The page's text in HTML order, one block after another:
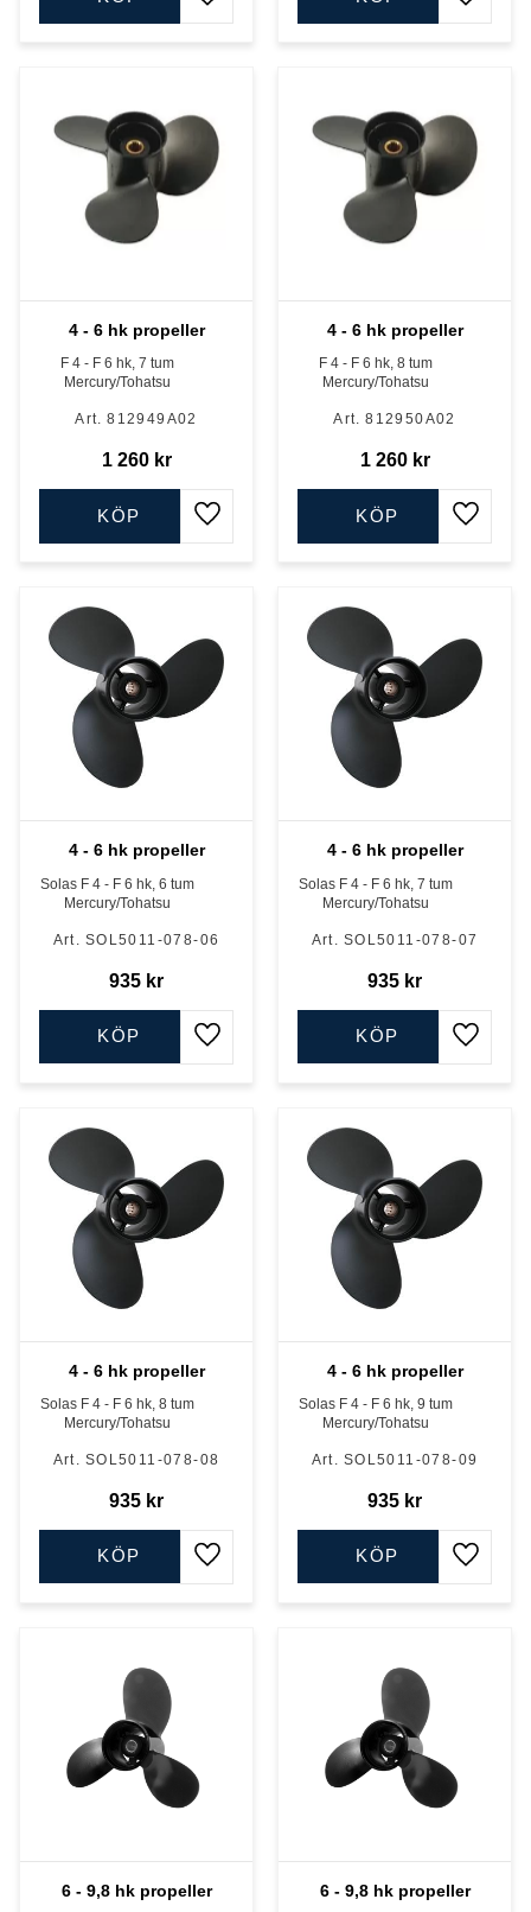
Lägg till i favoriter Lägg
4 - 6 hk propeller
F 4 - F 6 hk, 7 tum
Mercury/Tohatsu
812949A02
1 260kr
Lägg till i favoriter
KÖP
4 - 6 hk propeller
F 4 - F 6 hk, 8 tum
Mercury/Tohatsu
812950A02
1 260kr
Lägg
KÖP
4 - 6 hk propeller
Solas F 4 - F 6 hk, 6 tum
Mercury/Tohatsu
SOL5011-078-06
935 kr
Lägg till i favoriter
KÖP
4 - 6 hk propeller
Solas F 4 - F 6 hk, 7 tum
Mercury/Tohatsu
SOL5011-078-07
935 kr
Lägg
KÖP
4 - 6 hk propeller
Solas F 4 - F 6 hk, 8 tum
Mercury/Tohatsu
SOL5011-078-08
935 kr
Lägg till i favoriter
KÖP
4 - 6 hk propeller
Solas F 4 - F 6 hk, 9 tum
Mercury/Tohatsu
SOL5011-078-09
935 kr
Lägg
KÖP
6 - 9,8 hk propeller 6 - 9,8 hk propeller